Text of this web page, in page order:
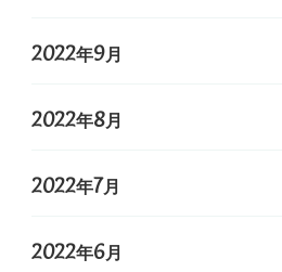
2022年9月
2022年8月
2022年7月
2022年6月